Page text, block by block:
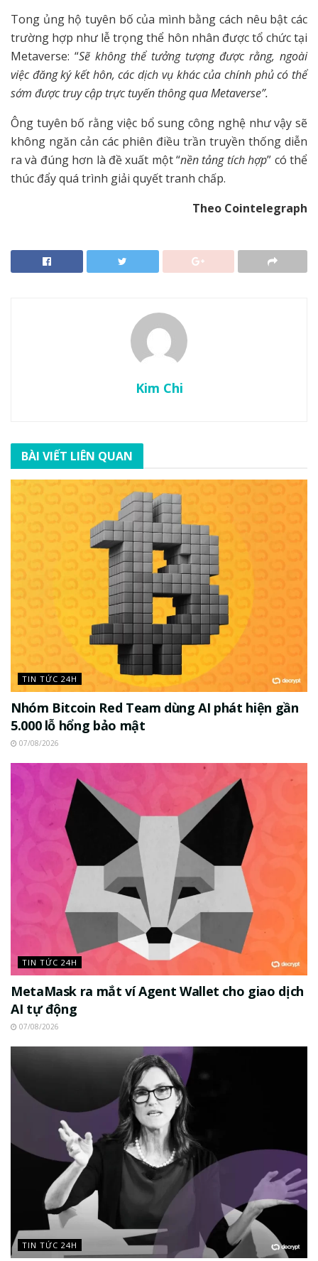
Tong ủng hộ tuyên bố của mình bằng cách nêu bật các
trường hợp như lễ trọng thể hôn nhân được tổ chức tại
Metaverse: “Sẽ không thể tưởng tượng được rằng, ngoài
việc đăng ký kết hôn, các dịch vụ khác của chính phủ có thể
sớm được truy cập trực tuyến thông qua Metaverse”.
Ông tuyên bố rằng việc bổ sung công nghệ như vậy sẽ
không ngăn cản các phiên điều trần truyền thống diễn
ra và đúng hơn là đề xuất một “nền tảng tích hợp” có thể
thúc đẩy quá trình giải quyết tranh chấp.
Theo Cointelegraph
Kim Chi
BÀI VIẾT LIÊN QUAN
TIN TỨC 24H
Nhóm Bitcoin Red Team dùng AI phát hiện gần
5.000 lỗ hổng bảo mật
07/08/2026
TIN TỨC 24H
MetaMask ra mắt ví Agent Wallet cho giao dịch
AI tự động
07/08/2026
TIN TỨC 24H